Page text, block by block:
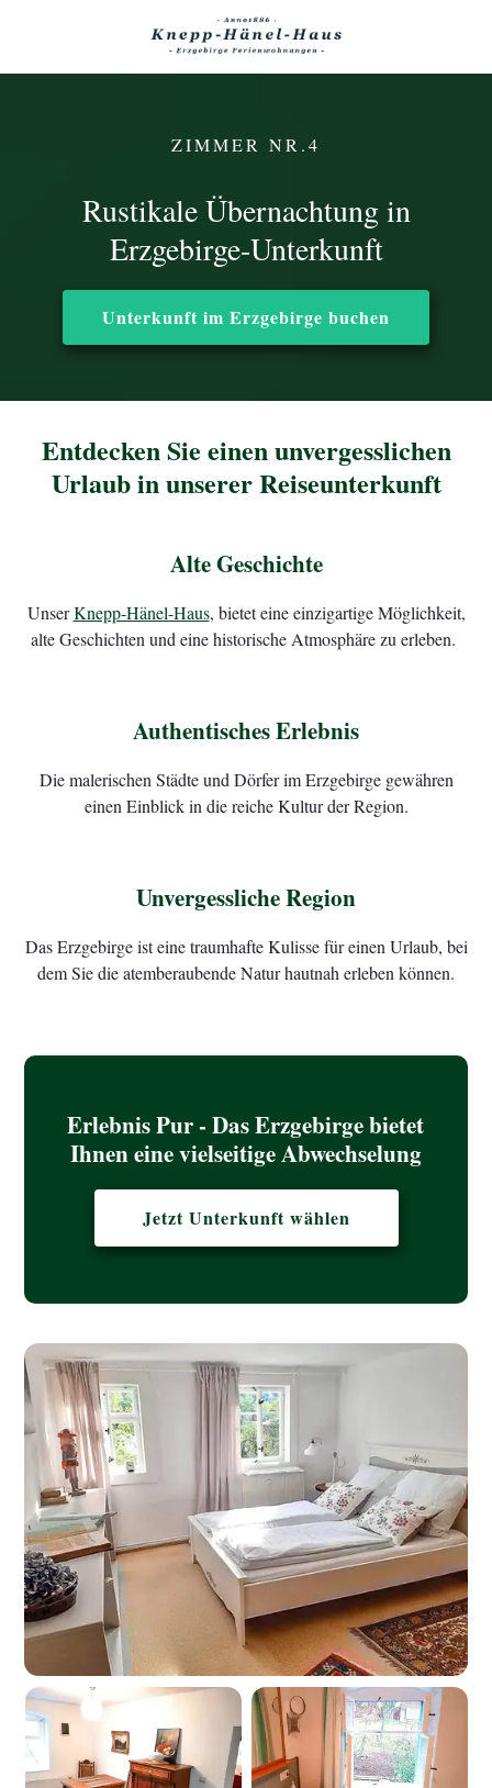
ZIMMER NR.4
Rustikale Übernachtung in
Erzgebirge-Unterkunft
Unterkunft im Erzgebirge buchen
Entdecken Sie einen unvergesslichen
Urlaub in unserer Reiseunterkunft
Alte Geschichte
UnserKnepp-Hänel-Haus, bietet eine einzigartige Möglichkeit,
alte Geschichten und eine historische Atmosphäre zu erleben.
Authentisches Erlebnis
Die malerischen Städte und Dörfer im Erzgebirge gewähren
einen Einblick in die reiche Kultur der Region.
Unvergessliche Region
Das Erzgebirge ist eine traumhafte Kulisse für einen Urlaub, bei
dem Sie die atemberaubende Natur hautnah erleben können.
Erlebnis Pur - Das Erzgebirge bietet
Ihnen eine vielseitige Abwechselung
Jetzt Unterkunft wählen